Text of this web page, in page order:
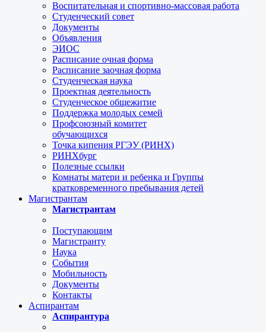
Воспитательная и спортивно-массовая работа
Студенческий совет
Документы
Объявления
ЭИОС
Расписание очная форма
Расписание заочная форма
Студенческая наука
Проектная деятельность
Студенческое общежитие
Поддержка молодых семей
Профсоюзный комитет
обучающихся
Точка кипения РГЭУ (РИНХ)
РИНХбург
Полезные ссылки
Комнаты матери и ребенка и Группы
кратковременного пребывания детей
Магистрантам
Магистрантам
Поступающим
Магистранту
Наука
События
Мобильность
Документы
Контакты
Аспирантам
Аспирантура